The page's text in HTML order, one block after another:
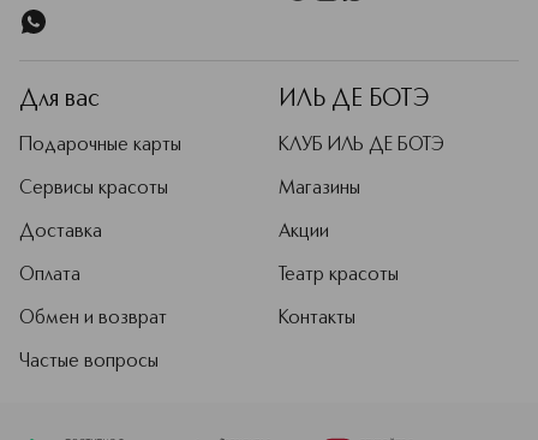
Для вас
Подарочные карты
Сервисы красоты
Доставка
Оплата
Обмен и возврат
Частые вопросы
ИЛЬ ДЕ БОТЭ
КЛУБ ИЛЬ ДЕ БОТЭ
Магазины
Акции
Театр красоты
Контакты